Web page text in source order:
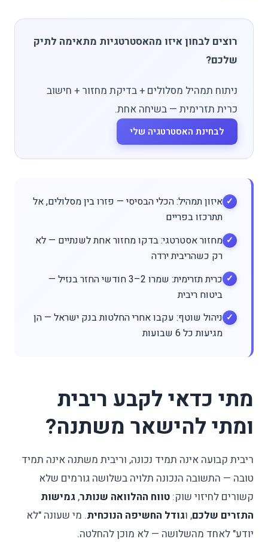
רוצים לבחון איזו מהאסטרטגיות מתאימה לתיק
שלכם?
ניתוח תמהיל מסלולים + בדיקת מחזור + חישוב
כרית תזרימית — בשיחה אחת.
לבחינת האסטרטגיה שלי
איזון תמהיל: הכלי הבסיסי — פזרו בין מסלולים, אל
תתרכזו בפריים
מחזור אסטרטגי: בדקו מחזור אחת לשנתיים — לא
רק כשהריבית ירדה
כרית תזרימית: שמרו 2–3 חודשי החזר בנזיל —
ביטוח ריבית
ניהול שוטף: עקבו אחרי החלטות בנק ישראל — הן
מגיעות כל 6 שבועות
מתי כדאי לקבע ריבית
ומתי להישאר משתנה?
ריבית קבועה אינה תמיד נכונה, וריבית משתנה אינה תמיד
טובה — התשובה הנכונה תלויה בשלושה גורמים שלא
קשורים לחיזוי שוק: טווח ההלוואה שנותר,גמישות
התזרים שלכם, וגודל החשיפה הנוכחית. מי שעונה "לא
יודע" לאחד מהשלושה — לא מוכן להחלטה.